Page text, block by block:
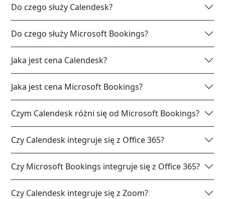
Do czego służy Calendesk?
Do czego służy Microsoft Bookings?
Jaka jest cena Calendesk?
Jaka jest cena Microsoft Bookings?
Czym Calendesk różni się od Microsoft Bookings?
Czy Calendesk integruje się z Office 365?
Czy Microsoft Bookings integruje się z Office 365?
Czy Calendesk integruje się z Zoom?